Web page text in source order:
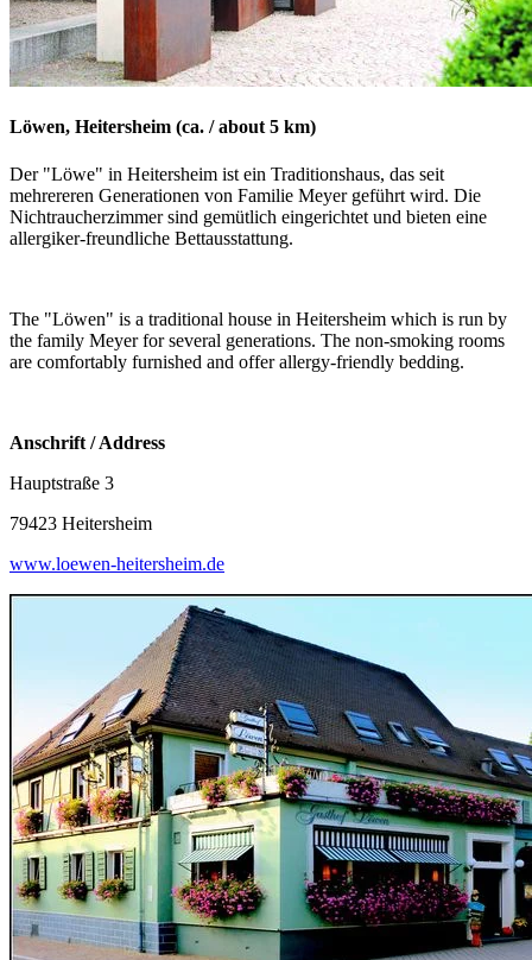
Löwen, Heitersheim (ca. / about 5 km)
Der "Löwe" in Heitersheim ist ein Traditionshaus, das seit
mehrereren Generationen von Familie Meyer geführt wird. Die
Nichtraucherzimmer sind gemütlich eingerichtet und bieten eine
allergiker-freundliche Bettausstattung.
The "Löwen" is a traditional house in Heitersheim which is run by
the family Meyer for several generations. The non-smoking rooms
are comfortably furnished and offer allergy-friendly bedding.
Anschrift / Address
Hauptstraße 3
79423 Heitersheim
www.loewen-heitersheim.de